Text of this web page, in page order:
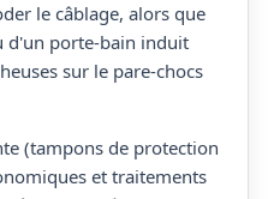
le câblage, alors que
d'un porte-bain induit
sur le pare-chocs
(tampons de protection
et traitements